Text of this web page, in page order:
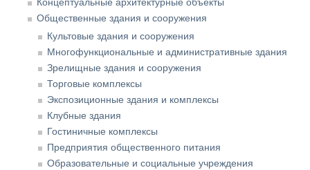
Концептуальные архитектурные объекты
Общественные здания и сооружения
Культовые здания и сооружения
Многофункциональные и административные здания
Зрелищные здания и сооружения
Торговые комплексы
Экспозиционные здания и комплексы
Клубные здания
Гостиничные комплексы
Предприятия общественного питания
Образовательные и социальные учреждения